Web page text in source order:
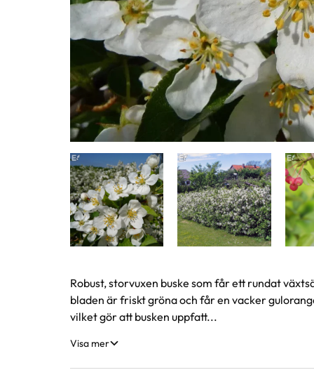
Produktinformation
Robust, storvuxen buske som får ett rundat
bladen är friskt gröna och får en vacker
vilket gör att busken uppfatt...
Visa mer